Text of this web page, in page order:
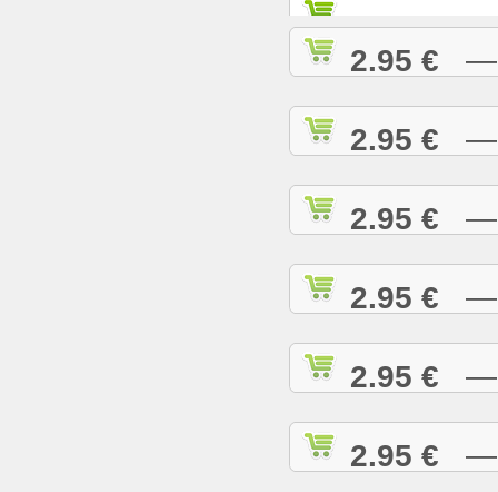
2.95 € —
2.95 € —
2.95 € —
2.95 € —
2.95 € —
2.95 € —